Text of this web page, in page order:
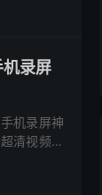
录屏
机录屏神
清视频录